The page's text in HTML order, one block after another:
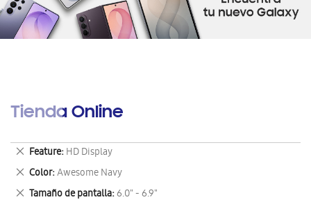
Tienda Online
Feature HD Display
Eliminar
este
artículo
Color Awesome Navy
Eliminar
este
Tamaño de pantalla 6.0" - 6.9"
Eliminar